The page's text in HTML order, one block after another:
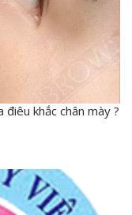
khắc chân mày ?